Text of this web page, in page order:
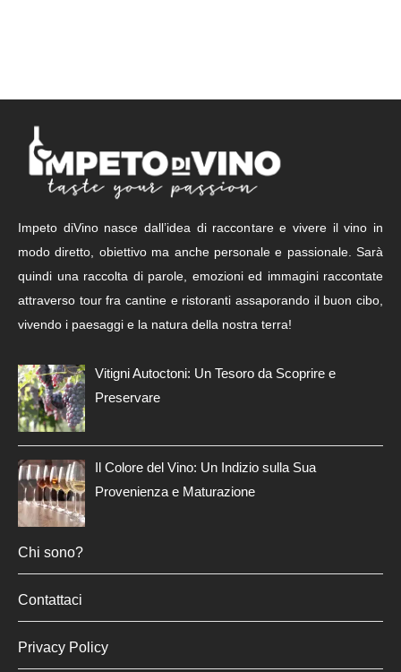
Impeto diVino nasce dall’idea di raccontare e vivere il vino in
modo diretto, obiettivo ma anche personale e passionale. Sarà
quindi una raccolta di parole, emozioni ed immagini raccontate
attraverso tour fra cantine e ristoranti assaporando il buon cibo,
vivendo i paesaggi e la natura della nostra terra!
Vitigni Autoctoni: Un Tesoro da Scoprire e
Preservare
Il Colore del Vino: Un Indizio sulla Sua
Provenienza e Maturazione
Chi sono?
Contattaci
Privacy Policy